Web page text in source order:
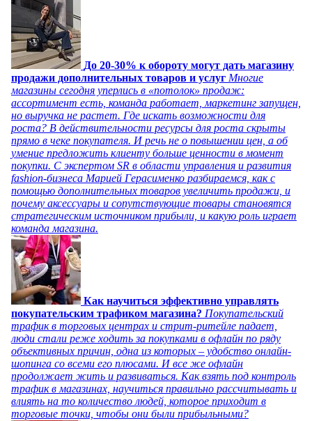
До 20-30% к обороту могут дать магазину
продажи дополнительных товаров и услуг Многие
магазины сегодня уперлись в «потолок» продаж:
ассортимент есть, команда работает, маркетинг запущен,
но выручка не растет. Где искать возможности для
роста? В действительности ресурсы для роста скрыты
прямо в чеке покупателя. И речь не о повышении цен, а об
умение предложить клиенту больше ценности в момент
покупки. С экспертом SR в области управления и развития
fashion-бизнеса Марией Герасименко разбираемся, как с
помощью дополнительных товаров увеличить продажи, и
почему аксессуары и сопутствующие товары становятся
стратегическим источником прибыли, и какую роль играет
команда магазина.
Как научиться эффективно управлять
покупательским трафиком магазина? Покупательский
трафик в торговых центрах и стрит-ритейле падает,
люди стали реже ходить за покупками в офлайн по ряду
объективных причин, одна из которых – удобство онлайн-
шопинга со всеми его плюсами. И все же офлайн
продолжает жить и развиваться. Как взять под контроль
трафик в магазинах, научиться правильно рассчитывать и
влиять на то количество людей, которое приходит в
торговые точки, чтобы они были прибыльными?